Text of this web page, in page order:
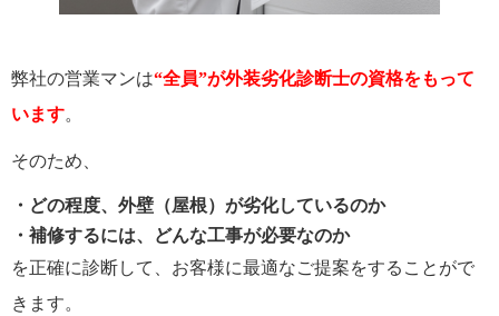
弊社の営業マンは“全員”が外装劣化診断士の資格をもって
います。
そのため、
・どの程度、外壁（屋根）が劣化しているのか
・補修するには、どんな工事が必要なのか
を正確に診断して、お客様に最適なご提案をすることがで
きます。